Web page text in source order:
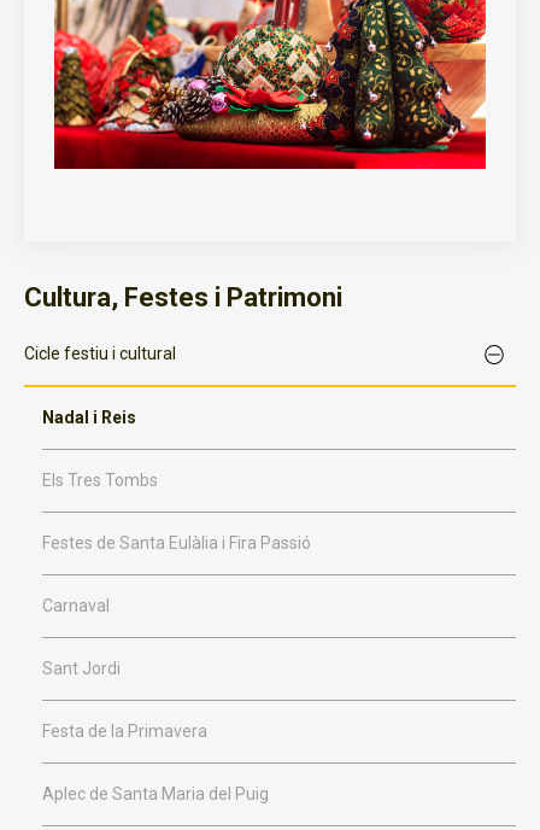
Cultura, Festes i Patrimoni
Cicle festiu i cultural
Nadal i Reis
Els Tres Tombs
Festes de Santa Eulàlia i Fira Passió
Carnaval
Sant Jordi
Festa de la Primavera
Aplec de Santa Maria del Puig